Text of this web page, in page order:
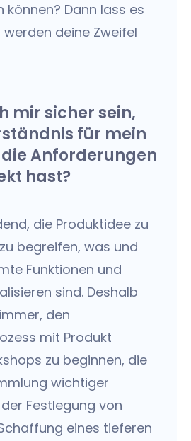
können? Dann lass es
werden deine Zweifel
mir sicher sein,
für mein
Anforderungen
hast?
die Produktidee zu
begreifen, was und
Funktionen und
sind. Deshalb
den
mit Produkt
zu beginnen, die
wichtiger
Festlegung von
eines tieferen